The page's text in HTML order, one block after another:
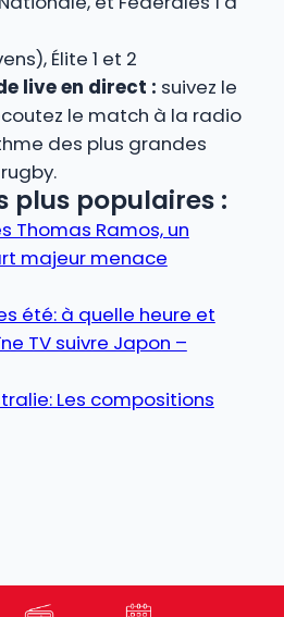
Élite 1 et 2
live en direct : suivez le
le match à la radio
des plus grandes
plus populaires :
Thomas Ramos, un
majeur menace
été: à quelle heure et
TV suivre Japon –
Les compositions